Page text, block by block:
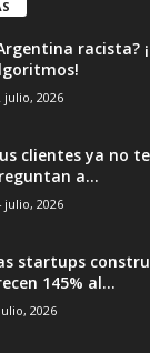
racista?
julio, 2026
clientes ya no
a...
julio, 2026
startups
145% al...
2026